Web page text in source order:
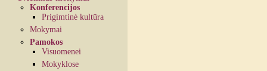
Konferencijos
Prigimtinė kultūra
Mokymai
Pamokos
Visuomenei
Mokyklose